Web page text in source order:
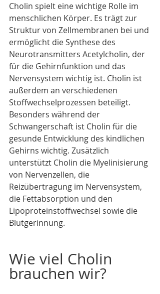
Cholin spielt eine wichtige Rolle im
menschlichen Körper. Es trägt zur
Struktur von Zellmembranen bei und
ermöglicht die Synthese des
Neurotransmitters Acetylcholin, der
für die Gehirnfunktion und das
Nervensystem wichtig ist. Cholin ist
außerdem an verschiedenen
Stoffwechselprozessen beteiligt.
Besonders während der
Schwangerschaft ist Cholin für die
gesunde Entwicklung des kindlichen
Gehirns wichtig. Zusätzlich
unterstützt Cholin die Myelinisierung
von Nervenzellen, die
Reizübertragung im Nervensystem,
die Fettabsorption und den
Lipoproteinstoffwechsel sowie die
Blutgerinnung.
Wie viel Cholin
brauchen wir?